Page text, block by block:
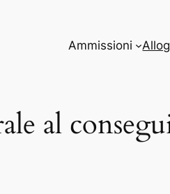
Ammissioni
al